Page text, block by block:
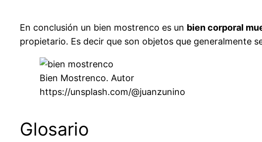
En conclusión un bien mostrenco es un bien corporal
propietario. Es decir que son objetos que generalmente
Bien Mostrenco. Autor
https://unsplash.com/@juanzunino
Glosario